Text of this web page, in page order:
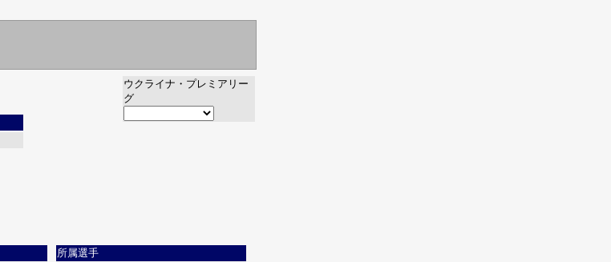
ウクライナ・プレミアリー
グ
所属選手